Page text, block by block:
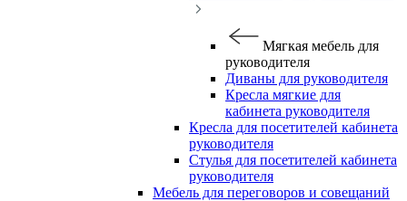
Мягкая мебель для
руководителя
Диваны для руководителя
Кресла мягкие для
кабинета руководителя
Кресла для посетителей кабинета
руководителя
Стулья для посетителей кабинета
руководителя
Мебель для переговоров и совещаний